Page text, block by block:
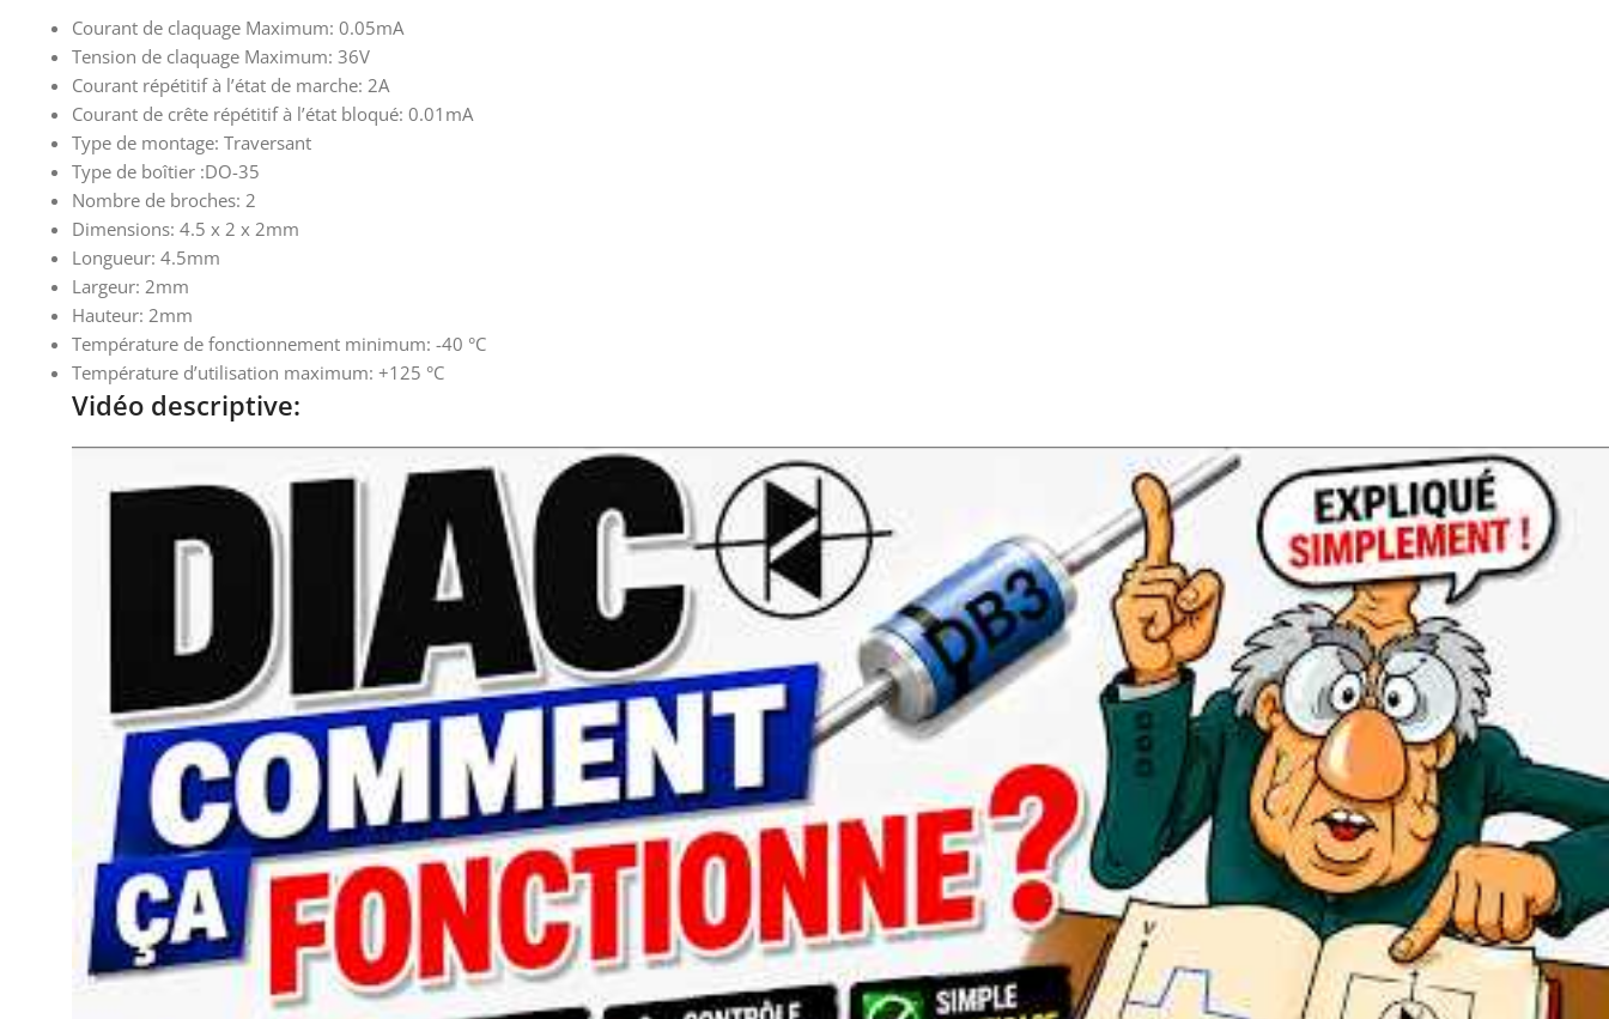
Courant de claquage Maximum: 0.05mA
Tension de claquage Maximum: 36V
Courant répétitif à l’état de marche: 2A
Courant de crête répétitif à l’état bloqué: 0.01mA
Type de montage: Traversant
Type de boîtier :DO-35
Nombre de broches: 2
Dimensions: 4.5 x 2 x 2mm
Longueur: 4.5mm
Largeur: 2mm
Hauteur: 2mm
Température de fonctionnement minimum: -40 °C
Température d’utilisation maximum: +125 °C
Vidéo descriptive: